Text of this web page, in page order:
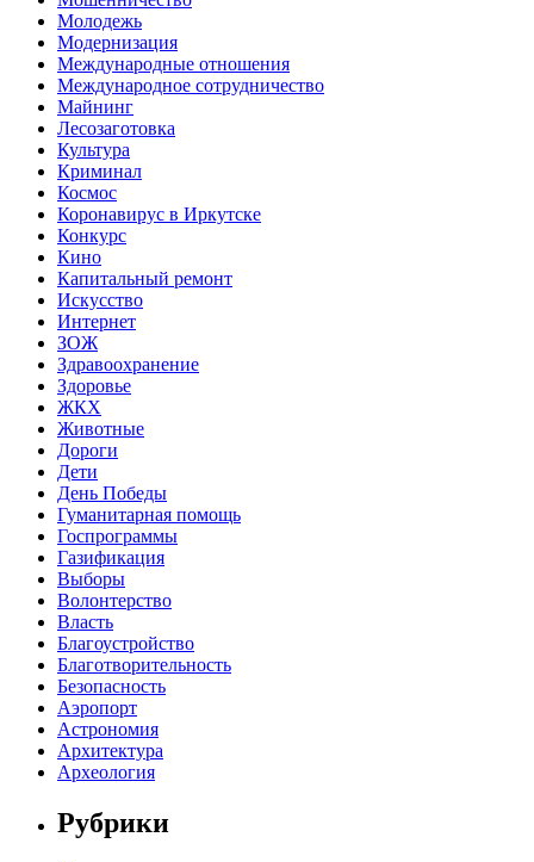
Молодежь
Модернизация
Международные отношения
Международное сотрудничество
Майнинг
Лесозаготовка
Культура
Криминал
Космос
Коронавирус в Иркутске
Конкурс
Кино
Капитальный ремонт
Искусство
Интернет
ЗОЖ
Здравоохранение
Здоровье
ЖКХ
Животные
Дороги
Дети
День Победы
Гуманитарная помощь
Госпрограммы
Газификация
Выборы
Волонтерство
Власть
Благоустройство
Благотворительность
Безопасность
Аэропорт
Астрономия
Архитектура
Археология
Рубрики